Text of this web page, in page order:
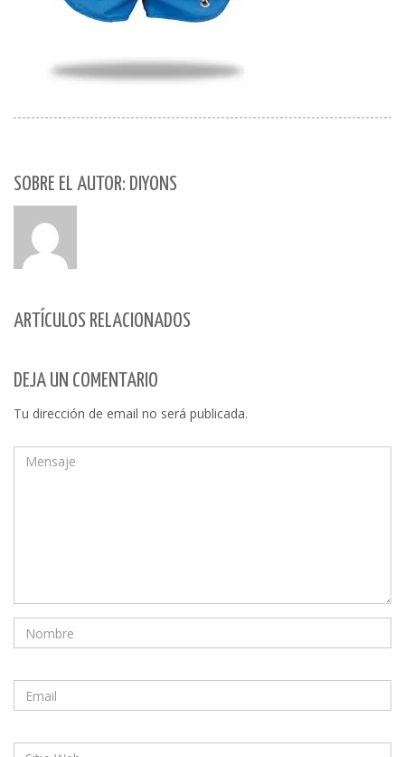
SOBRE EL AUTOR: DIYONS
ARTÍCULOS RELACIONADOS
DEJA UN COMENTARIO
Tu dirección de email no será publicada.